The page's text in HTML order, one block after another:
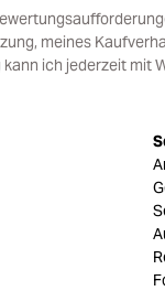
meines
ich jederzeit